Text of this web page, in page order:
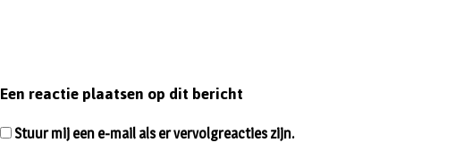
Een reactie plaatsen op dit bericht
Stuur mij een e-mail als er vervolgreacties zijn.